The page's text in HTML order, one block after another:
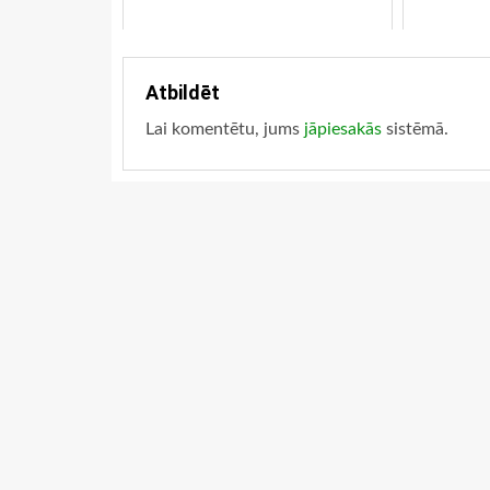
Atbildēt
Lai komentētu, jums jāpiesakās sistēmā.